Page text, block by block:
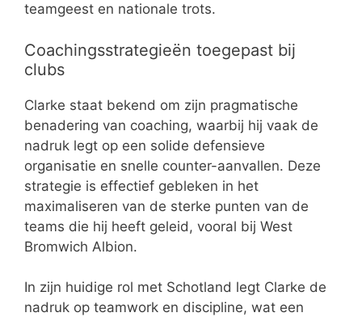
teamgeest en nationale trots.
Coachingsstrategieën toegepast bij
clubs
Clarke staat bekend om zijn pragmatische
benadering van coaching, waarbij hij vaak de
nadruk legt op een solide defensieve
organisatie en snelle counter-aanvallen. Deze
strategie is effectief gebleken in het
maximaliseren van de sterke punten van de
teams die hij heeft geleid, vooral bij West
Bromwich Albion.
In zijn huidige rol met Schotland legt Clarke de
nadruk op teamwork en discipline, wat een